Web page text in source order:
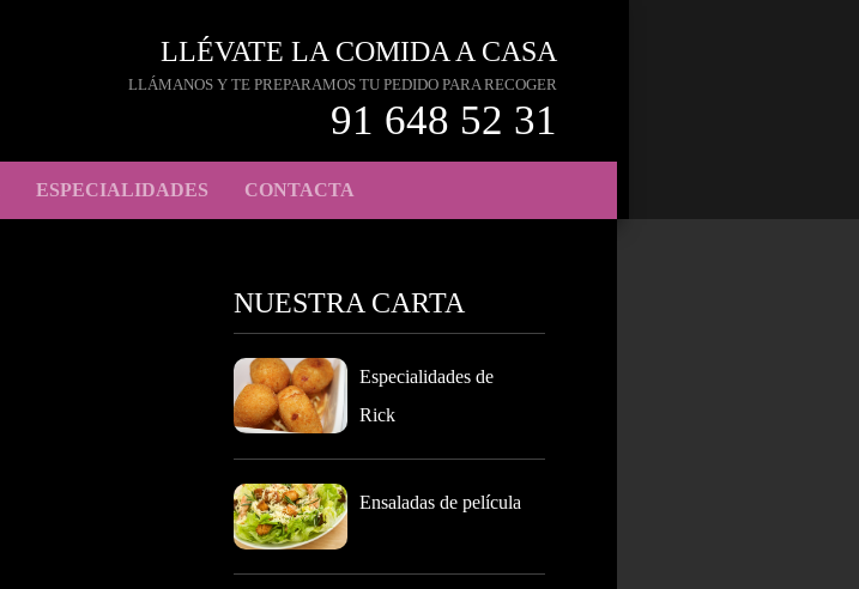
LLÉVATE LA COMIDA A CASA
LLÁMANOS Y TE PREPARAMOS TU PEDIDO PARA RECOGER
91 648 52 31
ESPECIALIDADES CONTACTA
NUESTRA CARTA
Especialidades de
Rick
Ensaladas de película